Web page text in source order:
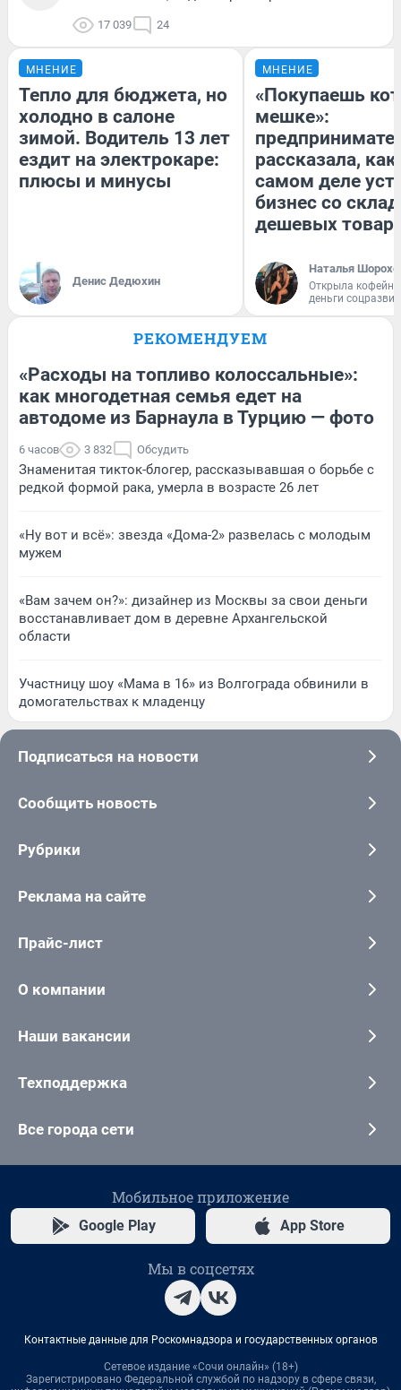
17 039 24
МНЕНИЕ
Тепло для бюджета, но
холодно в салоне
зимой. Водитель 13 лет
ездит на электрокаре:
плюсы и минусы
Денис Дедюхин
МНЕНИЕ
«Покупаешь
мешке»:
рассказала, как
самом деле
бизнес со
дешевых
Наталья
Открыла
деньги
РЕКОМЕНДУЕМ
«Расходы на топливо колоссальные»:
как многодетная семья едет на
автодоме из Барнаула в Турцию — фото
6 часов 3 832 Обсудить
Знаменитая тикток-блогер, рассказывавшая о борьбе с
редкой формой рака, умерла в возрасте 26 лет
«Ну вот и всё»: звезда «Дома-2» развелась с молодым
мужем
«Вам зачем он?»: дизайнер из Москвы за свои деньги
восстанавливает дом в деревне Архангельской
области
Участницу шоу «Мама в 16» из Волгограда обвинили в
домогательствах к младенцу
Подписаться на новости
Сообщить новость
Рубрики
Реклама на сайте
Прайс-лист
О компании
Наши вакансии
Техподдержка
Все города сети
Мобильное приложение
Google Play App Store
Мы в соцсетях
Контактные данные для Роскомнадзора и государственных органов
Сетевое издание «Сочи онлайн» (18+)
Зарегистрировано Федеральной службой по надзору в сфере связи,